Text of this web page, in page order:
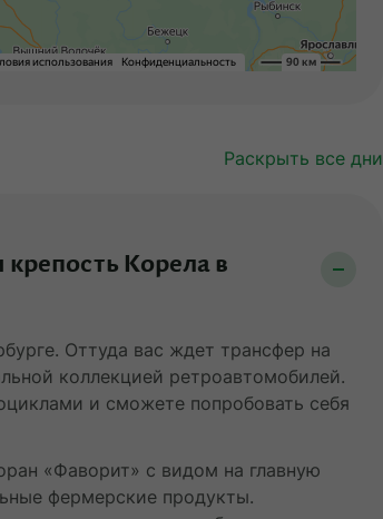
Раскрыть все дни
Корела в
Оттуда вас ждет трансфер на
коллекцией ретроавтомобилей.
и сможете попробовать себя
«Фаворит» с видом на главную
фермерские продукты.